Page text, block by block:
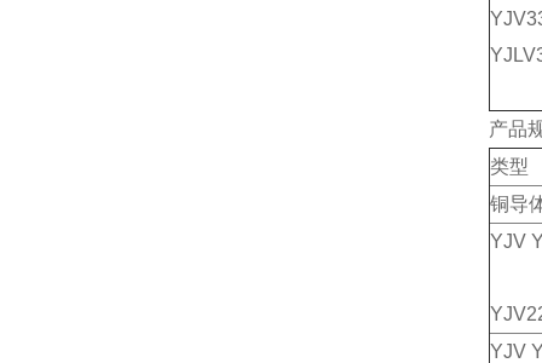
产品
类型
铜导
YJV
YJV